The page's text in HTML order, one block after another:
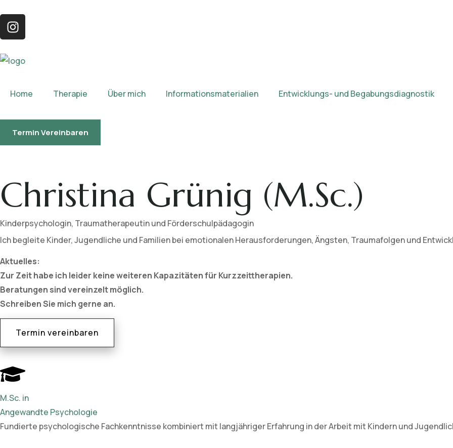
Home Therapie Über mich Informationsmaterialien Entwicklungs- und Begabungsdiagnostik
Termin Vereinbaren
Christina Grünig (M.Sc.)
Kinderpsychologin, Traumatherapeutin und Förderschulpädagogin
Ich begleite Kinder, Jugendliche und Familien bei emotionalen Herausforderungen, Ängsten, Traumafolgen und
Aktuelles:
Zur Zeit habe ich leider keine weiteren Kapazitäten für Kurzzeittherapien.
Beratungen sind vereinzelt möglich.
Schreiben Sie mich gerne an.
Termin vereinbaren
M.Sc. in
Angewandte Psychologie
Fundierte psychologische Fachkenntnisse kombiniert mit langjähriger Erfahrung in der Arbeit mit Kindern und